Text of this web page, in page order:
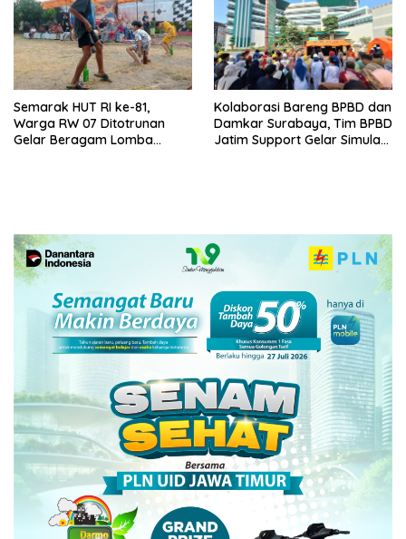
Semarak HUT RI ke-81,
Warga RW 07 Ditotrunan
Gelar Beragam Lomba
Kolaborasi Bareng BPBD dan
Damkar Surabaya, Tim BPBD
Jatim Support Gelar Simulasi